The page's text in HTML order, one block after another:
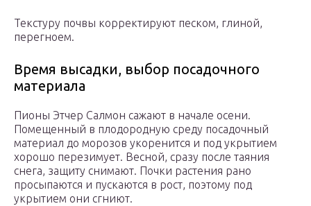
Текстуру почвы корректируют песком, глиной,
перегноем.
Время высадки, выбор посадочного
материала
Пионы Этчер Салмон сажают в начале осени.
Помещенный в плодородную среду посадочный
материал до морозов укоренится и под укрытием
хорошо перезимует. Весной, сразу после таяния
снега, защиту снимают. Почки растения рано
просыпаются и пускаются в рост, поэтому под
укрытием они сгниют.